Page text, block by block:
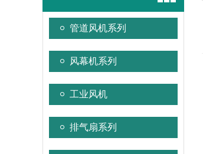
管道风机系列
风幕机系列
工业风机
排气扇系列